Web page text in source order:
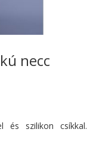
necc
és szilikon csíkkal.